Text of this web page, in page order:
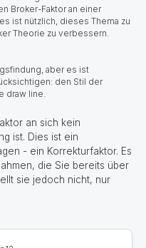
Broker-Faktor an einer
ist nützlich, dieses Thema zu
Theorie zu verbessern.
aber es ist
den Stil der
draw line.
an sich kein
ist. Dies ist ein
- ein Korrekturfaktor. Es
die Sie bereits über
sie jedoch nicht, nur